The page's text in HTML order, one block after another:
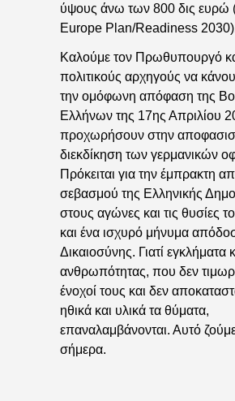
ύψους άνω των 800 δις ευρώ
Europe Plan/Readiness
Καλούμε τον Πρωθυπουργό
πολιτικούς αρχηγούς να
την ομόφωνη απόφαση της
Ελλήνων της 17ης Απριλίου
προχωρήσουν στην
διεκδίκηση των γερμανικών
Πρόκειται για την έμπρακτη
σεβασμού της Ελληνικής
στους αγώνες και τις θυσίες
και ένα ισχυρό μήνυμα
Δικαιοσύνης. Γιατί εγκλήματα
ανθρωπότητας, που δεν
ένοχοί τους και δεν
ηθικά και υλικά τα θύματα,
επαναλαμβάνονται. Αυτό
σήμερα.